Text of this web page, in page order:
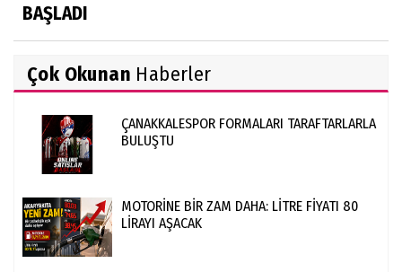
BAŞLADI
Çok Okunan Haberler
ÇANAKKALESPOR FORMALARI TARAFTARLARLA
BULUŞTU
MOTORİNE BİR ZAM DAHA: LİTRE FİYATI 80
LİRAYI AŞACAK